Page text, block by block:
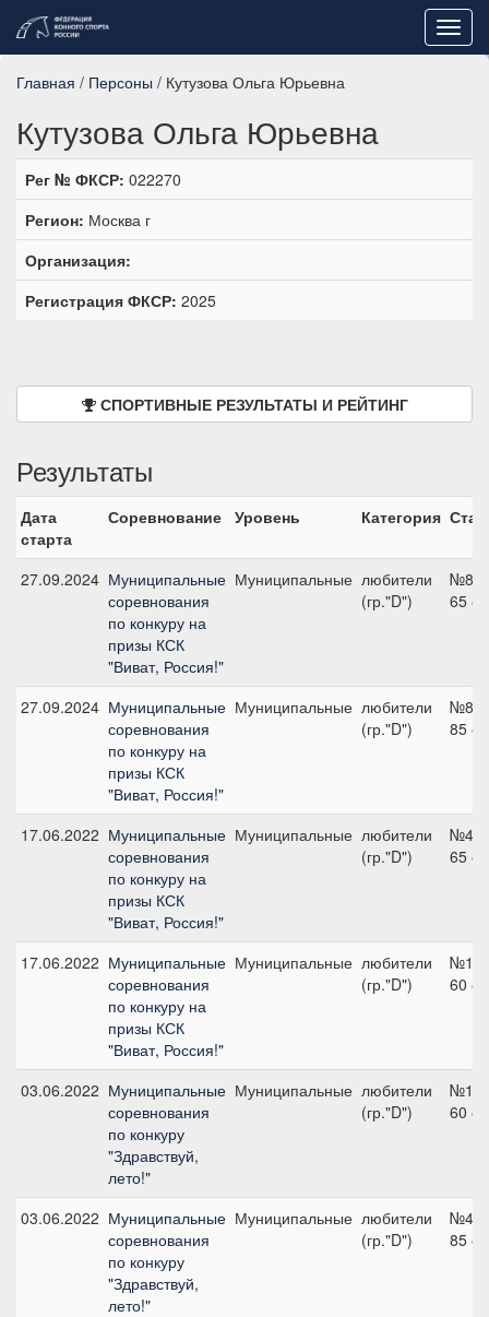
Главная / Персоны / Кутузова Ольга Юрьевна
Кутузова Ольга Юрьевна
Рег № ФКСР: 022270
Регион: Москва г
Организация:
Регистрация ФКСР: 2025
СПОРТИВНЫЕ РЕЗУЛЬТАТЫ И РЕЙТИНГ
Результаты
Дата
старта
Соревнование Уровень Категория
27.09.2024 Муниципальные
соревнования
по конкуру на
призы КСК
"Виват, Россия!"
Муниципальные любители
(гр."D")
№8,
65 см
27.09.2024 Муниципальные
соревнования
по конкуру на
призы КСК
"Виват, Россия!"
Муниципальные любители
(гр."D")
№8,
85 см
17.06.2022 Муниципальные
соревнования
по конкуру на
призы КСК
"Виват, Россия!"
Муниципальные любители
(гр."D")
№4,
65 см
17.06.2022 Муниципальные
соревнования
по конкуру на
призы КСК
"Виват, Россия!"
Муниципальные любители
(гр."D")
№1,
60 см
03.06.2022 Муниципальные
соревнования
по конкуру
"Здравствуй,
лето!"
Муниципальные любители
(гр."D")
№1,
60 см
03.06.2022 Муниципальные
соревнования
по конкуру
"Здравствуй,
лето!"
Муниципальные любители
(гр."D")
№4,
85 см